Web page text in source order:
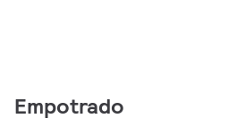
Empotrado